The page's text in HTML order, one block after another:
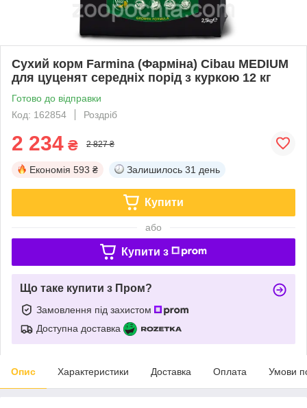
Сухий корм Farmina (Фарміна) Cibau MEDIUM
для цуценят середніх порід з куркою 12 кг
Готово до відправки
Код: 162854
Роздріб
2 234 ₴ 2 827 ₴
Економія 593 ₴ Залишилось 31 день
Купити
або
Купити з
Що таке купити з Пром?
Замовлення під захистом
Доступна доставка
Опис Характеристики Доставка Оплата Умови